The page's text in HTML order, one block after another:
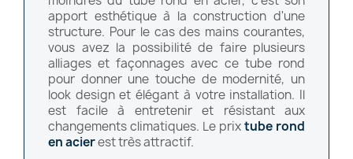
apport esthétique à la construction d'une
structure. Pour le cas des mains courantes,
vous avez la possibilité de faire plusieurs
alliages et façonnages avec ce tube rond
pour donner une touche de modernité, un
look design et élégant à votre installation. Il
est facile à entretenir et résistant aux
changements climatiques. Le prixtube rond
en acierest très attractif.